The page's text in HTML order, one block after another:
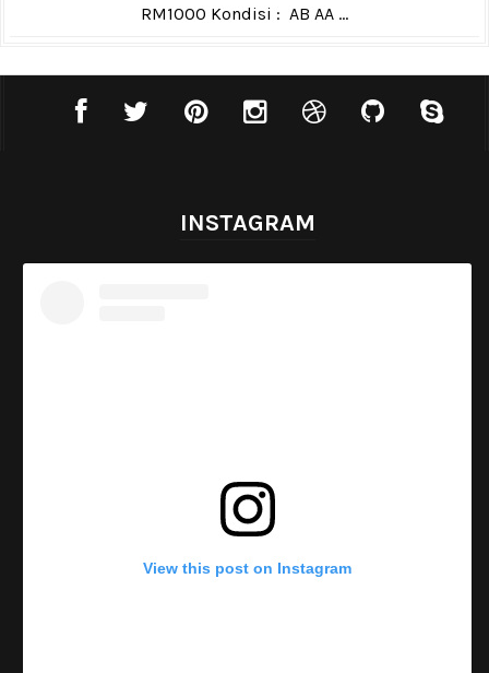
RM1000 Kondisi : AB AA ...
INSTAGRAM
View this post on Instagram